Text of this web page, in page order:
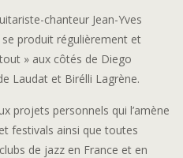
chanteur Jean-Yves
produit régulièrement et
» aux côtés de Diego
Laudat et Birélli Lagrène.
projets personnels qui l’amène
festivals ainsi que toutes
de jazz en France et en